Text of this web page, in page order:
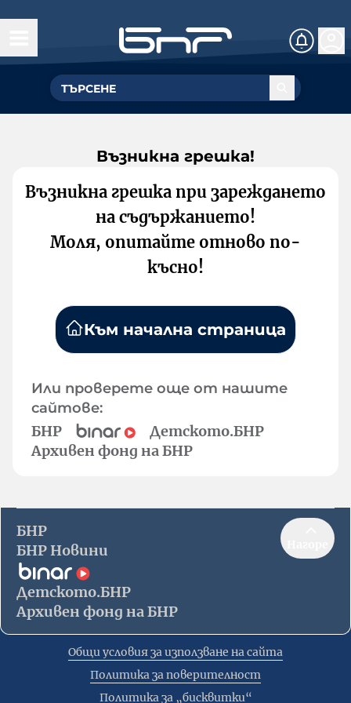
Възникна грешка!
Възникна грешка при зареждането
на съдържанието!
Моля, опитайте отново по-
късно!
Към начална страница
Или проверете още от нашите
сайтове:
БНР
Детското.БНР
Архивен фонд на БНР
БНР
БНР Новини
Детското.БНР
Архивен фонд на БНР
Общи условия за използване на сайта
Политика за поверителност
Политика за „бисквитки“